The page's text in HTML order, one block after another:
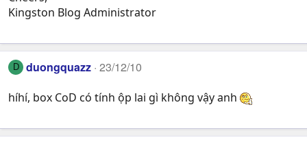
Kingston Blog Administrator
D duongquazz 23/12/10
híhí, box CoD có tính ộp lai gì không vậy anh